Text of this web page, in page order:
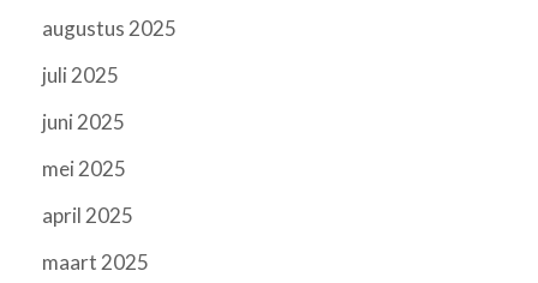
augustus 2025
juli 2025
juni 2025
mei 2025
april 2025
maart 2025